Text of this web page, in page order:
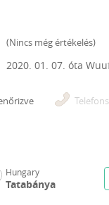
(Nincs még értékelés)
2020. 01. 07. óta
Hungary
Tatabánya